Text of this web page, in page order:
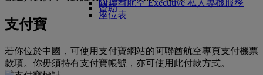
阿聯酋航空 Executive 私人專機服務
座位表
贊助
支付寶
若你位於中國，可使用支付寶網站的阿聯酋航空專頁支付機票
款項。你毋須持有支付寶帳號，亦可使用此付款方式。